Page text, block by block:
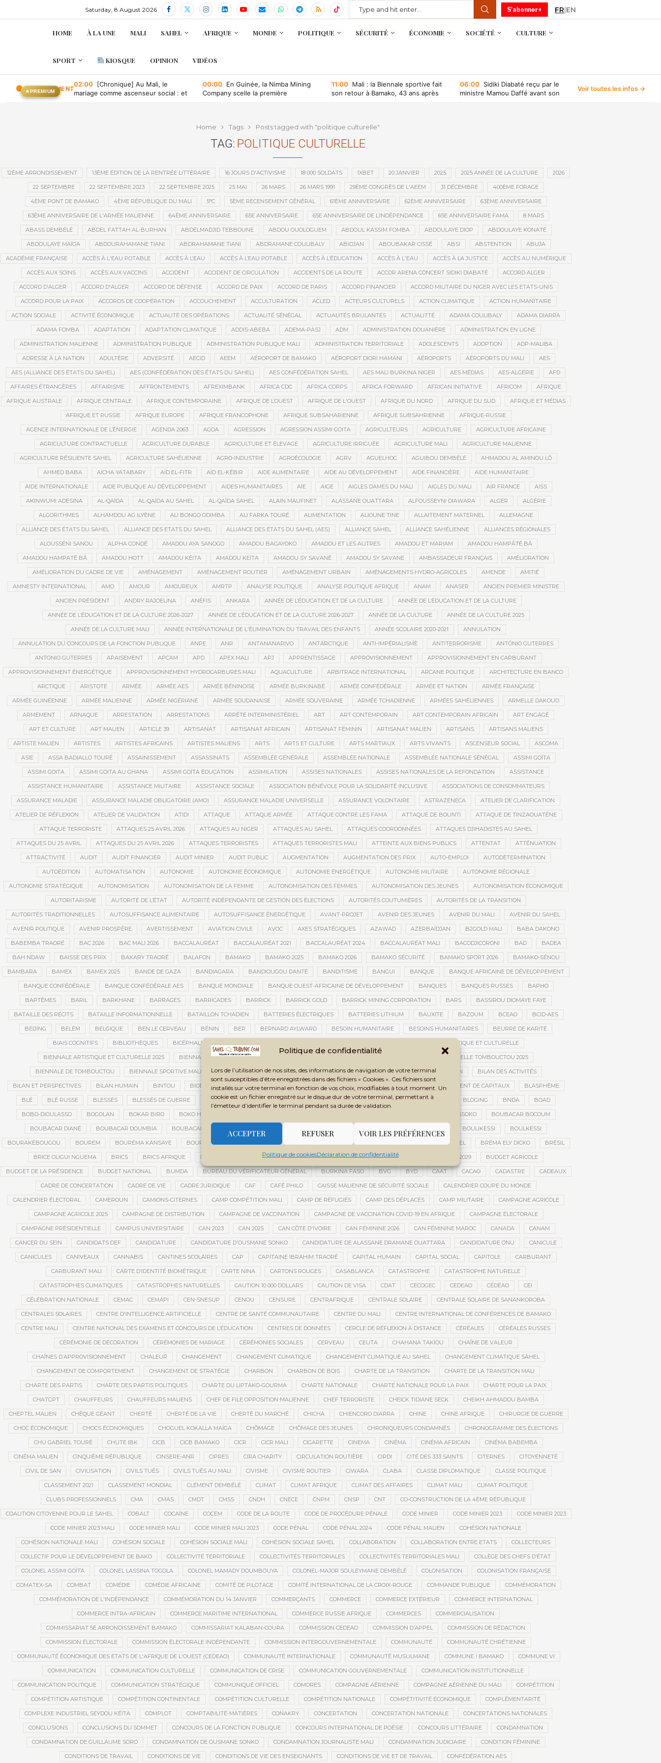
Politique de confidentialité
Lors de l’utilisation de nos sites, des informations de navigation de votre terminal
sont susceptibles d’être enregistrées dans des fichiers « Cookies ». Ces fichiers sont
installés sur votre terminal en fonction de vos choix, modifiables à tout moment. Un
cookie est un fichier enregistré sur le disque dur de votre terminal, permettant à
l’émetteur d’identifier le terminal pendant sa durée de validation.
ACCEPTER REFUSER VOIR LES PRÉFÉRENCES
Politique de cookiesDéclaration de confidentialité
Saturday, 8 August 2026 S'abonner+ FR|EN
HOME À LA UNE MALI SAHEL AFRIQUE MONDE POLITIQUE SÉCURITÉ ÉCONOMIE SOCIÉTÉ CULTURE
SPORT KIOSQUE OPINION VIDÉOS
EN CE MOMENT
★PREMIUM
02:00 [Chronique] Au Mali, le
mariage comme ascenseur social : et
00:00 En Guinée, la Nimba Mining
Company scelle la première
11:00 Mali : la Biennale sportive fait
son retour à Bamako, 43 ans après
06:00 Sidiki Diabaté reçu par le
ministre Mamou Daffé avant son
Voir toutes les infos →
Home Tags Posts tagged with "politique culturelle"
TAG: POLITIQUE CULTURELLE
12ÈME ARRONDISSEMENT 13ÈME ÉDITION DE LA RENTRÉE LITTÉRAIRE 16 JOURS D'ACTIVISME 18 000 SOLDATS 1XBET 20 JANVIER 2025 2025 ANNÉE DE LA CULTURE 2026
22 SEPTEMBRE 22 SEPTEMBRE 2023 22 SEPTEMBRE 2025 25 MAI 26 MARS 26 MARS 1991 29ÈME CONGRÈS DE L'AEEM 31 DÉCEMBRE 400ÈME FORAGE
4ÈME PONT DE BAMAKO 4ÈME RÉPUBLIQUE DU MALI 5°C 5ÈME RECENSEMENT GÉNÉRAL 61ÈME ANNIVERSAIRE 62ÈME ANNIVERSAIRE 63ÈME ANNIVERSAIRE
63ÈME ANNIVERSAIRE DE L'ARMÉE MALIENNE 64ÈME ANNIVERSAIRE 65E ANNIVERSAIRE 65E ANNIVERSAIRE DE L’INDÉPENDANCE 65E ANNIVERSAIRE FAMA 8 MARS
ABASS DEMBÉLÉ ABDEL FATTAH AL-BURHAN ABDELMADJID TEBBOUNE ABDOU OUOLOGUEM ABDOUL KASSIM FOMBA ABDOULAYE DIOP ABDOULAYE KONATÉ
ABDOULAYE MAÏGA ABDOURAHAMANE TIANI ABDRAHAMANE TIANI ABDRAMANE COULIBALY ABIDJAN ABOUBAKAR CISSÉ ABSI ABSTENTION ABUJA
ACADÉMIE FRANÇAISE ACCÈS À L'EAU POTABLE ACCÈS À L’EAU ACCÈS À L’EAU POTABLE ACCÈS À L’ÉDUCATION ACCÈS À L'EAU ACCÈS À LA JUSTICE ACCÈS AU NUMÉRIQUE
ACCÈS AUX SOINS ACCÈS AUX VACCINS ACCIDENT ACCIDENT DE CIRCULATION ACCIDENTS DE LA ROUTE ACCOR ARENA CONCERT SIDIKI DIABATÉ ACCORD ALGER
ACCORD D’ALGER ACCORD D'ALGER ACCORD DE DÉFENSE ACCORD DE PAIX ACCORD DE PARIS ACCORD FINANCIER ACCORD MILITAIRE DU NIGER AVEC LES ETATS-UNIS
ACCORD POUR LA PAIX ACCORDS DE COOPÉRATION ACCOUCHEMENT ACCULTURATION ACLED ACTEURS CULTURELS ACTION CLIMATIQUE ACTION HUMANITAIRE
ACTION SOCIALE ACTIVITÉ ÉCONOMIQUE ACTUALITÉ DES OPÉRATIONS ACTUALITÉ SÉNÉGAL ACTUALITÉS BRULANTES ACTUALITTÉ ADAMA COULIBALY ADAMA DIARRA
ADAMA FOMBA ADAPTATION ADAPTATION CLIMATIQUE ADDIS-ABEBA ADEMA-PASJ ADM ADMINISTRATION DOUANIÈRE ADMINISTRATION EN LIGNE
ADMINISTRATION MALIENNE ADMINISTRATION PUBLIQUE ADMINISTRATION PUBLIQUE MALI ADMINISTRATION TERRITORIALE ADOLESCENTS ADOPTION ADP-MALIBA
ADRESSE À LA NATION ADULTÈRE ADVERSITÉ AECID AEEM AÉROPORT DE BAMAKO AÉROPORT DIORI HAMANI AÉROPORTS AÉROPORTS DU MALI AES
AES (ALLIANCE DES ÉTATS DU SAHEL) AES (CONFÉDÉRATION DES ÉTATS DU SAHEL) AES CONFÉDÉRATION SAHEL AES MALI BURKINA NIGER AES MÉDIAS AES-ALGÉRIE AFD
AFFAIRES ÉTRANGÈRES AFFAIRISME AFFRONTEMENTS AFREXIMBANK AFRICA CDC AFRICA CORPS AFRICA FORWARD AFRICAN INITIATIVE AFRICOM AFRIQUE
AFRIQUE AUSTRALE AFRIQUE CENTRALE AFRIQUE CONTEMPORAINE AFRIQUE DE L’OUEST AFRIQUE DE L'OUEST AFRIQUE DU NORD AFRIQUE DU SUD AFRIQUE ET MÉDIAS
AFRIQUE ET RUSSIE AFRIQUE EUROPE AFRIQUE FRANCOPHONE AFRIQUE SUBSAHARIENNE AFRIQUE SUBSAHRIENNE AFRIQUE-RUSSIE
AGENCE INTERNATIONALE DE L’ÉNERGIE AGENDA 2063 AGOA AGRESSION AGRESSION ASSIMI GOITA AGRICULTEURS AGRICULTURE AGRICULTURE AFRICAINE
AGRICULTURE CONTRACTUELLE AGRICULTURE DURABLE AGRICULTURE ET ÉLEVAGE AGRICULTURE IRRIGUÉE AGRICULTURE MALI AGRICULTURE MALIENNE
AGRICULTURE RÉSILIENTE SAHEL AGRICULTURE SAHÉLIENNE AGRO-INDUSTRIE AGROÉCOLOGIE AGRV AGUELHOC AGUIBOU DEMBÉLÉ AHMADOU AL AMINOU LÔ
AHMED BABA AÏCHA YATABARY AÏD EL-FITR AÏD EL-KÉBIR AIDE ALIMENTAIRE AIDE AU DÉVELOPPEMENT AIDE FINANCIÈRE AIDE HUMANITAIRE
AIDE INTERNATIONALE AIDE PUBLIQUE AU DÉVELOPPEMENT AIDES HUMANITAIRES AIE AIGE AIGLES DAMES DU MALI AIGLES DU MALI AIR FRANCE AISS
AKINWUMI ADESINA AL-QAÏDA AL-QAÏDA AU SAHEL AL-QAÏDA SAHEL ALAIN MAUFINET ALASSANE OUATTARA ALFOUSSEYNI DIAWARA ALGER ALGÉRIE
ALGORITHMES ALHAMDOU AG ILYÈNE ALI BONGO ODIMBA ALI FARKA TOURÉ ALIMENTATION ALIOUNE TINE ALLAITEMENT MATERNEL ALLEMAGNE
ALLIANCE DES ÉTATS DU SAHEL ALLIANCE DES ETATS DU SAHEL ALLIANCE DES ÉTATS DU SAHEL (AES) ALLIANCE SAHEL ALLIANCE SAHÉLIENNE ALLIANCES RÉGIONALES
ALOUSSÉNI SANOU ALPHA CONDÉ AMADOU AYA SANOGO AMADOU BAGAYOKO AMADOU ET LES AUTRES AMADOU ET MARIAM AMADOU HAMPÂTÉ BÂ
AMADOU HAMPATÉ BÂ AMADOU HOTT AMADOU KÉITA AMADOU KEÏTA AMADOU SY SAVANÉ AMADOU SY SAVANE AMBASSADEUR FRANÇAIS AMÉLIORATION
AMÉLIORATION DU CADRE DE VIE AMÉNAGEMENT AMÉNAGEMENT ROUTIER AMÉNAGEMENT URBAIN AMÉNAGEMENTS HYDRO-AGRICOLES AMENDE AMITIÉ
AMNESTY INTERNATIONAL AMO AMOUR AMOUREUX AMRTP ANALYSE POLITIQUE ANALYSE POLITIQUE AFRIQUE ANAM ANASER ANCIEN PREMIER MINISTRE
ANCIEN PRÉSIDENT ANDRY RAJOELINA ANÉFIS ANKARA ANNÉE DE L’ÉDUCATION ET DE LA CULTURE ANNÉE DE L’ÉDUCATION ET DE LA CULTURE
ANNÉE DE L’ÉDUCATION ET DE LA CULTURE 2026-2027 ANNÉE DE L’ÉDUCATION ET DE LA CULTURE 2026-2027 ANNÉE DE LA CULTURE ANNÉE DE LA CULTURE 2025
ANNÉE DE LA CULTURE MALI ANNÉE INTERNATIONALE DE L'ÉLIMINATION DU TRAVAIL DES ENFANTS ANNÉE SCOLAIRE 2020-2021 ANNULATION
ANNULATION DU CONCOURS DE LA FONCTION PUBLIQUE ANPE ANR ANTANANARIVO ANTARCTIQUE ANTI-IMPÉRIALISME ANTITERRORISME ANTÓNIO GUTERRES
ANTONIO GUTERRES APAISEMENT APCAM APD APEX MALI APJ APPRENTISSAGE APPROVISIONNEMENT APPROVISIONNEMENT EN CARBURANT
APPROVISIONNEMENT ÉNERGÉTIQUE APPROVISIONNEMENT HYDROCARBURES MALI AQUACULTURE ARBITRAGE INTERNATIONAL ARCANE POLITIQUE ARCHITECTURE EN BANCO
ARCTIQUE ARISTOTE ARMÉE ARMÉE AES ARMÉE BÉNINOISE ARMÉE BURKINABÉ ARMÉE CONFÉDÉRALE ARMÉE ET NATION ARMÉE FRANÇAISE
ARMÉE GUINÉENNE ARMÉE MALIENNE ARMÉE NIGÉRIANE ARMÉE SOUDANAISE ARMÉE SOUVERAINE ARMÉE TCHADIENNE ARMÉES SAHÉLIENNES ARMELLE DAKOUO
ARMEMENT ARNAQUE ARRESTATION ARRESTATIONS ARRÊTÉ INTERMINISTÉRIEL ART ART CONTEMPORAIN ART CONTEMPORAIN AFRICAIN ART ENGAGÉ
ART ET CULTURE ART MALIEN ARTICLE 39 ARTISANAT ARTISANAT AFRICAIN ARTISANAT FÉMININ ARTISANAT MALIEN ARTISANS ARTISANS MALIENS
ARTISTE MALIEN ARTISTES ARTISTES AFRICAINS ARTISTES MALIENS ARTS ARTS ET CULTURE ARTS MARTIAUX ARTS VIVANTS ASCENSEUR SOCIAL ASCOMA
ASIE ASSA BADIALLO TOURÉ ASSAINISSEMENT ASSASSINATS ASSEMBLÉE GÉNÉRALE ASSEMBLÉE NATIONALE ASSEMBLÉE NATIONALE SÉNÉGAL ASSIMI GOÏTA
ASSIMI GOITA ASSIMI GOITA AU GHANA ASSIMI GOÏTA ÉDUCATION ASSIMILATION ASSISES NATIONALES ASSISES NATIONALES DE LA REFONDATION ASSISTANCE
ASSISTANCE HUMANITAIRE ASSISTANCE MILITAIRE ASSISTANCE SOCIALE ASSOCIATION BÉNÉVOLE POUR LA SOLIDARITÉ INCLUSIVE ASSOCIATIONS DE CONSOMMATEURS
ASSURANCE MALADIE ASSURANCE MALADIE OBLIGATOIRE (AMO) ASSURANCE MALADIE UNIVERSELLE ASSURANCE VOLONTAIRE ASTRAZENECA ATELIER DE CLARIFICATION
ATELIER DE RÉFLEXION ATELIER DE VALIDATION ATIDI ATTAQUE ATTAQUE ARMÉE ATTAQUE CONTRE LES FAMA ATTAQUE DE BOUNTI ATTAQUE DE TINZAOUATÈNE
ATTAQUE TERRORISTE ATTAQUES 25 AVRIL 2026 ATTAQUES AU NIGER ATTAQUES AU SAHEL ATTAQUES COORDONNÉES ATTAQUES DJIHADISTES AU SAHEL
ATTAQUES DU 25 AVRIL ATTAQUES DU 25 AVRIL 2026 ATTAQUES TERRORISTES ATTAQUES TERRORISTES MALI ATTEINTE AUX BIENS PUBLICS ATTENTAT ATTÉNUATION
ATTRACTIVITÉ AUDIT AUDIT FINANCIER AUDIT MINIER AUDIT PUBLIC AUGMENTATION AUGMENTATION DES PRIX AUTO-EMPLOI AUTODÉTERMINATION
AUTOÉDITION AUTOMATISATION AUTONOMIE AUTONOMIE ÉCONOMIQUE AUTONOMIE ÉNERGÉTIQUE AUTONOMIE MILITAIRE AUTONOMIE RÉGIONALE
AUTONOMIE STRATÉGIQUE AUTONOMISATION AUTONOMISATION DE LA FEMME AUTONOMISATION DES FEMMES AUTONOMISATION DES JEUNES AUTONOMISATION ÉCONOMIQUE
AUTORITARISME AUTORITÉ DE L’ÉTAT AUTORITÉ INDÉPENDANTE DE GESTION DES ÉLECTIONS AUTORITÉS COUTUMIÈRES AUTORITÉS DE LA TRANSITION
AUTORITÉS TRADITIONNELLES AUTOSUFFISANCE ALIMENTAIRE AUTOSUFFISANCE ÉNERGÉTIQUE AVANT-PROJET AVENIR DES JEUNES AVENIR DU MALI AVENIR DU SAHEL
AVENIR POLITIQUE AVENIR PROSPÈRE AVERTISSEMENT AVIATION CIVILE AVOC AXES STRATÉGIQUES AZAWAD AZERBAÏDJAN B2GOLD MALI BABA DAKONO
BABEMBA TRAORÉ BAC 2026 BAC MALI 2026 BACCALAURÉAT BACCALAURÉAT 2021 BACCALAURÉAT 2024 BACCALAURÉAT MALI BACODJICORONI BAD BADEA
BAH NDAW BAISSE DES PRIX BAKARY TRAORÉ BALAFON BAMAKO BAMAKO 2025 BAMAKO 2026 BAMAKO SÉCURITÉ BAMAKO SPORT 2026 BAMAKO-SÉNOU
BAMBARA BAMEX BAMEX 2025 BANDE DE GAZA BANDIAGARA BANDIOUGOU DANTÉ BANDITISME BANGUI BANQUE BANQUE AFRICAINE DE DÉVELOPPEMENT
BANQUE CONFÉDÉRALE BANQUE CONFÉDÉRALE AES BANQUE MONDIALE BANQUE OUEST-AFRICAINE DE DÉVELOPPEMENT BANQUES BANQUES RUSSES BAPHO
BAPTÊMES BARIL BARKHANE BARRAGES BARRICADES BARRICK BARRICK GOLD BARRICK MINING CORPORATION BARS BASSIROU DIOMAYE FAYE
BATAILLE DES RÉCITS BATAILLE INFORMATIONNELLE BATAILLON TCHADIEN BATTERIES ÉLECTRIQUES BATTERIES LITHIUM BAUXITE BAZOUM BCEAO BCID-AES
BEIJING BELÉM BELGIQUE BEN LE CERVEAU BÉNIN BER BERNARD AYLWARD BESOIN HUMANITAIRE BESOINS HUMANITAIRES BEURRE DE KARITÉ
BIAIS COGNITIFS BIBLIOTHÈQUES BICÉPHALISME BIENNALE ARTISTIQUE ET CULTURELLE
BIENNALE ARTISTIQUE ET CULTURELLE 2025 BIENNALE ARTISTIQUE ET CULTURELLE DE TOMBOUCTOU 2025 BIENNALE ARTISTIQUE ET CULTURELLE TOMBOUCTOU 2025
BIENNALE DE TOMBOUCTOU BIENNALE SPORTIVE MALI BIG DATA BILAN BILAN 2024 BILAN ANNUEL BILAN DE LA TRANSITION BILAN DES ACTIVITÉS
BILAN ET PERSPECTIVES BILAN HUMAIN BINTOU BIODIVERSITÉ BIOMÉTRIE BLANCHIMENT BLANCHIMENT D’ARGENT BLANCHIMENT DE CAPITAUX BLASPHÈME
BLÉ BLÉ RUSSE BLESSÉS BLESSÉS DE GUERRE BLESSURE FATOU DEMBÉLÉ BLOCKCHAIN BLOCUS BLOCUS ÉCONOMIQUE BLOGING BNDA BOAD
BOBO-DIOULASSO BOGOLAN BOKAR BIRO BOKO HARAM BOUARÉ FILY SISSOKO BOUBACAR BOCOUM
BOUBACAR DIANÉ BOUBACAR DOUMBIA BOUBACAR MAO DIANÉ BOULEVARD DE L’INDÉPENDANCE BOULIKESSI BOULKESSI
BOURAKÉBOUGOU BOUREM BOURÉMA KANSAYE BOURSES BOURSES D'ÉTUDES BOURSES ÉTUDIANTS BRASSAGE CULTUREL BRÉMA ELY DICKO BRÉSIL
BRICE OLIGUI NGUEMA BRICS BRICS AFRIQUE BRIGADE MOBILE D’INTERVENTION BRUNO LE MAIRE BRUXELLES BUDGET 2027-2029 BUDGET AGRICOLE
BUDGET DE LA PRÉSIDENCE BUDGET NATIONAL BUMDA BUREAU DU VÉRIFICATEUR GÉNÉRAL BURKINA FASO BVG BYD CAAT CACAO CADASTRE CADEAUX
CADRE DE CONCERTATION CADRE DE VIE CADRE JURIDIQUE CAF CAFÉ PHILO CAISSE MALIENNE DE SÉCURITÉ SOCIALE CALENDRIER COUPE DU MONDE
CALENDRIER ÉLECTORAL CAMEROUN CAMIONS-CITERNES CAMP COMPÉTITION MALI CAMP DE RÉFUGIÉS CAMP DES DÉPLACÉS CAMP MILITAIRE CAMPAGNE AGRICOLE
CAMPAGNE AGRICOLE 2025 CAMPAGNE DE DISTRIBUTION CAMPAGNE DE VACCINATION CAMPAGNE DE VACCINATION COVID-19 EN AFRIQUE CAMPAGNE ÉLECTORALE
CAMPAGNE PRÉSIDENTIELLE CAMPUS UNIVERSITAIRE CAN 2023 CAN 2025 CAN CÔTE D'IVOIRE CAN FÉMININE 2026 CAN FÉMININE MAROC CANADA CANAM
CANCER DU SEIN CANDIDATS DEF CANDIDATURE CANDIDATURE D'OUSMANE SONKO CANDIDATURE DE ALASSANE DRAMANE OUATTARA CANDIDATURE ONU CANICULE
CANICULES CANIVEAUX CANNABIS CANTINES SCOLAIRES CAP CAPITAINE IBRAHIM TRAORÉ CAPITAL HUMAIN CAPITAL SOCIAL CAPITOLE CARBURANT
CARBURANT MALI CARTE D’IDENTITÉ BIOMÉTRIQUE CARTE NINA CARTONS ROUGES CASABLANCA CATASTROPHE CATASTROPHE NATURELLE
CATASTROPHES CLIMATIQUES CATASTROPHES NATURELLES CAUTION 10 000 DOLLARS CAUTION DE VISA CDAT CECOGEC CEDEAO CÉDÉAO CEI
CÉLÉBRATION NATIONALE CEMAC CEMAPI CEN-SNESUP CENOU CENSURE CENTRAFRIQUE CENTRALE SOLAIRE CENTRALE SOLAIRE DE SANANKOROBA
CENTRALES SOLAIRES CENTRE D'INTELLIGENCE ARTIFICIELLE CENTRE DE SANTÉ COMMUNAUTAIRE CENTRE DU MALI CENTRE INTERNATIONAL DE CONFÉRENCES DE BAMAKO
CENTRE MALI CENTRE NATIONAL DES EXAMENS ET CONCOURS DE L’ÉDUCATION CENTRES DE DONNÉES CERCLE DE RÉFLEXION À DISTANCE CÉRÉALES CÉRÉALES RUSSES
CÉRÉMONIE DE DÉCORATION CÉRÉMONIES DE MARIAGE CÉRÉMONIES SOCIALES CERVEAU CEUTA CHAHANA TAKIOU CHAÎNE DE VALEUR
CHAÎNES D’APPROVISIONNEMENT CHALEUR CHANGEMENT CHANGEMENT CLIMATIQUE CHANGEMENT CLIMATIQUE AU SAHEL CHANGEMENT CLIMATIQUE SAHEL
CHANGEMENT DE COMPORTEMENT CHANGEMENT DE STRATÉGIE CHARBON CHARBON DE BOIS CHARTE DE LA TRANSITION CHARTE DE LA TRANSITION MALI
CHARTE DES PARTIS CHARTE DES PARTIS POLITIQUES CHARTE DU LIPTAKO-GOURMA CHARTE NATIONALE CHARTE NATIONALE POUR LA PAIX CHARTE POUR LA PAIX
CHATGPT CHAUFFEURS CHAUFFEURS MALIENS CHEF DE FILE OPPOSITION MALIENNE CHEF TERRORISTE CHEICK TIDIANE SECK CHEIKH AHMADOU BAMBA
CHEPTEL MALIEN CHÈQUE GÉANT CHERTÉ CHERTÉ DE LA VIE CHERTÉ DU MARCHÉ CHICHA CHIENCORO DIARRA CHINE CHINE AFRIQUE CHIRURGIE DE GUERRE
CHOC ÉCONOMIQUE CHOCS ÉCONOMIQUES CHOGUEL KOKALLA MAÏGA CHÔMAGE CHÔMAGE DES JEUNES CHRONIQUEURS CONDAMNÉS CHRONOGRAMME DES ÉLECTIONS
CHU GABRIEL TOURÉ CHUTE IBK CICB CICB BAMAKO CICR CICR MALI CIGARETTE CINEMA CINÉMA CINÉMA AFRICAIN CINÉMA BABEMBA
CINÉMA MALIEN CINQUIÈME RÉPUBLIQUE CINSERE-ANR CIPRES CIRA CHARITY CIRCULATION ROUTIÈRE CIRDI CITÉ DES 333 SAINTS CITERNES CITOYENNETÉ
CIVIL DE SAN CIVILISATION CIVILS TUÉS CIVILS TUÉS AU MALI CIVISME CIVISME ROUTIER CIWARA CLABA CLASSE DIPLOMATIQUE CLASSE POLITIQUE
CLASSEMENT 2021 CLASSEMENT MONDIAL CLÉMENT DEMBÉLÉ CLIMAT CLIMAT AFRIQUE CLIMAT DES AFFAIRES CLIMAT MALI CLIMAT POLITIQUE
CLUBS PROFESSIONNELS CMA CMAS CMDT CMSS CNDH CNECE CNPM CNSP CNT CO-CONSTRUCTION DE LA 4ÈME RÉPUBLIQUE
COALITION CITOYENNE POUR LE SAHEL COBALT COCAÏNE COCEM CODE DE LA ROUTE CODE DE PROCÉDURE PÉNALE CODE MINIER CODE MINIER 2023 CODE MINIER 2023
CODE MINIER 2023 MALI CODE MINIER MALI CODE MINIER MALI 2023 CODE PÉNAL CODE PÉNAL 2024 CODE PÉNAL MALIEN COHÉSION NATIONALE
COHÉSION NATIONALE MALI COHÉSION SOCIALE COHÉSION SOCIALE MALI COHÉSION SOCIALE SAHEL COLLABORATION COLLABORATION ENTRE ETATS COLLECTEURS
COLLECTIF POUR LE DÉVELOPPEMENT DE BAKO COLLECTIVITÉ TERRITORIALE COLLECTIVITÉS TERRITORIALES COLLECTIVITÉS TERRITORIALES MALI COLLÈGE DES CHEFS D’ÉTAT
COLONEL ASSIMI GOÏTA COLONEL LASSINA TOGOLA COLONEL MAMADY DOUMBOUYA COLONEL-MAJOR SOULEYMANE DEMBÉLÉ COLONISATION COLONISATION FRANÇAISE
COMATEX-SA COMBAT COMÉDIE COMÉDIE AFRICAINE COMITÉ DE PILOTAGE COMITÉ INTERNATIONAL DE LA CROIX-ROUGE COMMANDE PUBLIQUE COMMÉMORATION
COMMÉMORATION DE L'INDÉPENDANCE COMMÉMORATION DU 14 JANVIER COMMERÇANTS COMMERCE COMMERCE EXTÉRIEUR COMMERCE INTERNATIONAL
COMMERCE INTRA-AFRICAIN COMMERCE MARITIME INTERNATIONAL COMMERCE RUSSIE AFRIQUE COMMERCES COMMERCIALISATION
COMMISSARIAT 5E ARRONDISSEMENT BAMAKO COMMISSARIAT KALABAN-COURA COMMISSION CEDEAO COMMISSION D’APPEL COMMISSION DE RÉDACTION
COMMISSION ÉLECTORALE COMMISSION ÉLECTORALE INDÉPENDANTE COMMISSION INTERGOUVERNEMENTALE COMMUNAUTÉ COMMUNAUTÉ CHRÉTIENNE
COMMUNAUTÉ ÉCONOMIQUE DES ETATS DE L'AFRIQUE DE L'OUEST (CEDEAO) COMMUNAUTÉ INTERNATIONALE COMMUNAUTÉ MUSULMANE COMMUNE I BAMAKO COMMUNE VI
COMMUNICATION COMMUNICATION CULTURELLE COMMUNICATION DE CRISE COMMUNICATION GOUVERNEMENTALE COMMUNICATION INSTITUTIONNELLE
COMMUNICATION POLITIQUE COMMUNICATION STRATÉGIQUE COMMUNIQUÉ OFFICIEL COMORES COMPAGNIE AÉRIENNE COMPAGNIE AÉRIENNE DU MALI COMPÉTITION
COMPÉTITION ARTISTIQUE COMPÉTITION CONTINENTALE COMPÉTITION CULTURELLE COMPÉTITION NATIONALE COMPÉTITIVITÉ ÉCONOMIQUE COMPLÉMENTARITÉ
COMPLEXE INDUSTRIEL SEYDOU KÉÏTA COMPLOT COMPTABILITÉ-MATIÈRES CONAKRY CONCERTATION CONCERTATION NATIONALE CONCERTATIONS NATIONALES
CONCLUSIONS CONCLUSIONS DU SOMMET CONCOURS DE LA FONCTION PUBLIQUE CONCOURS INTERNATIONAL DE POÉSIE CONCOURS LITTÉRAIRE CONDAMNATION
CONDAMNATION DE GUILLAUME SORO CONDAMNATION DE OUSMANE SONKO CONDAMNATION JOURNALISTE MALI CONDAMNATION JUDICIAIRE CONDITION FÉMININE
CONDITIONS DE TRAVAIL CONDITIONS DE VIE CONDITIONS DE VIE DES ENSEIGNANTS CONDITIONS DE VIE ET DE TRAVAIL CONFÉDÉRATION AES